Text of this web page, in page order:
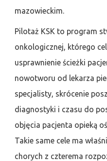
mazowieckim.
Pilotaż KSK to program
onkologicznej, którego
usprawnienie ścieżki
nowotworu od lekarza
specjalisty, skrócenie
diagnostyki i czasu do
objęcia pacjenta opieką
Takie same cele ma
chorych z czterema